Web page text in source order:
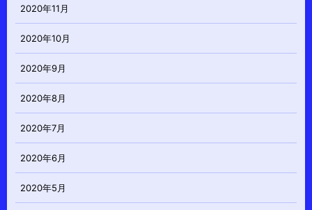
2020年11月
2020年10月
2020年9月
2020年8月
2020年7月
2020年6月
2020年5月